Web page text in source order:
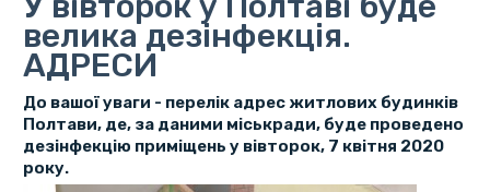
велика дезінфекція.
АДРЕСИ
До вашої уваги - перелік адрес житлових будинків
Полтави, де, за даними міськради, буде проведено
дезінфекцію приміщень у вівторок, 7 квітня 2020
року.